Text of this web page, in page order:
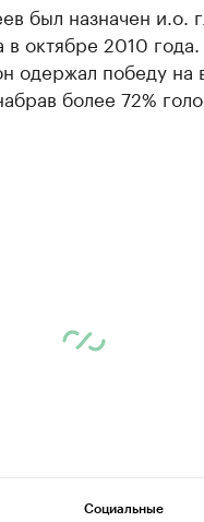
был назначен и.о.
в октябре 2010
одержал победу на
более 72%
Социальные